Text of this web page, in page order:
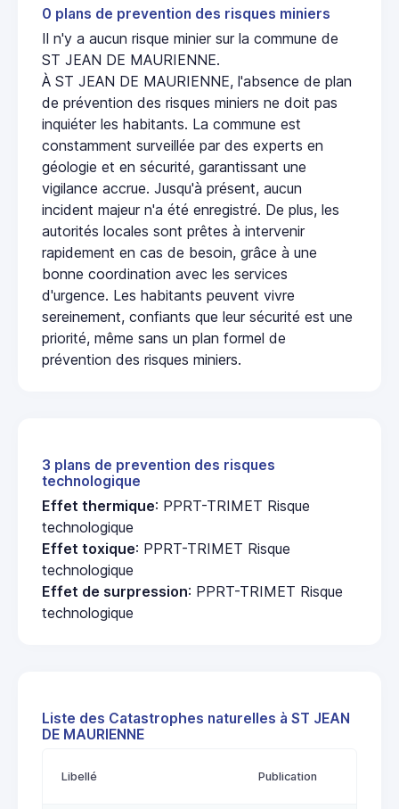
0 plans de prevention des risques miniers
Il n'y a aucun risque minier sur la commune de
ST JEAN DE MAURIENNE.
À ST JEAN DE MAURIENNE, l'absence de plan
de prévention des risques miniers ne doit pas
inquiéter les habitants. La commune est
constamment surveillée par des experts en
géologie et en sécurité, garantissant une
vigilance accrue. Jusqu'à présent, aucun
incident majeur n'a été enregistré. De plus, les
autorités locales sont prêtes à intervenir
rapidement en cas de besoin, grâce à une
bonne coordination avec les services
d'urgence. Les habitants peuvent vivre
sereinement, confiants que leur sécurité est une
priorité, même sans un plan formel de
prévention des risques miniers.
3 plans de prevention des risques
technologique
Effet thermique: PPRT-TRIMET Risque
technologique
Effet toxique: PPRT-TRIMET Risque
technologique
Effet de surpression: PPRT-TRIMET Risque
technologique
Liste des Catastrophes naturelles à ST JEAN
DE MAURIENNE
Libellé Publication